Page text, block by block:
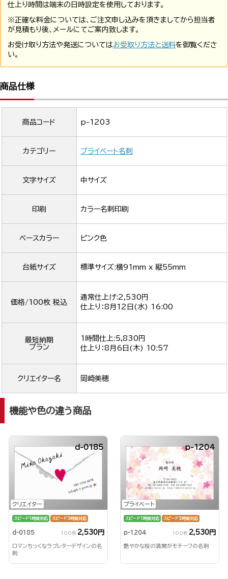
仕上り時間は端末の日時設定を使用しております。
※正確な料金については、ご注文申し込みを頂きましてから担当者
が見積もり後、メールにてご案内致します。
お受け取り方法や発送についてはお受取り方法と送料を御覧くださ
い。
商品仕様
商品コード p-1203
カテゴリー プライベート名刺
文字サイズ 中サイズ
印刷 カラー名刺印刷
ベースカラー ピンク色
台紙サイズ 標準サイズ:横91mm x 縦55mm
価格/100枚 税込
通常仕上げ:2,530円
仕上り：8月12日(水) 16:00
最短納期
プラン
1時間仕上:5,830円
仕上り：8月6日(木) 10:57
クリエイター名 岡崎美穂
機能や色の違う商品
クリエイター
d-0185
スピード1時間対応 スピード3時間対応
d-0185 100枚 2,530円
ロマンちっくなラブレターデザインの名
刺
プライベート
p-1204
スピード1時間対応 スピード3時間対応
p-1204 100枚 2,530円
艶やかな桜の満開がモチーフの名刺